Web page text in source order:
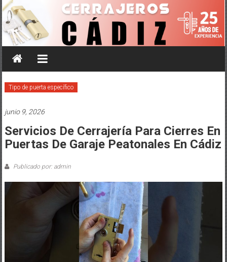
Saltar
al
contenido
Tipo de puerta específico
junio 9, 2026
Servicios De Cerrajería Para Cierres En
Puertas De Garaje Peatonales En Cádiz
Publicado por: admin